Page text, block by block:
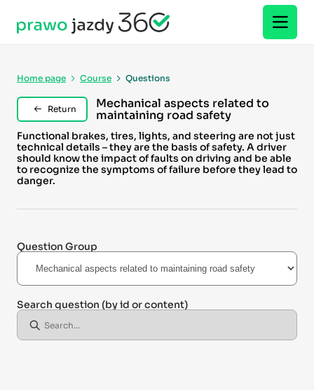
Home page Course Questions
Return
Mechanical aspects related to
maintaining road safety
Functional brakes, tires, lights, and steering are not just
technical details – they are the basis of safety. A driver
should know the impact of faults on driving and be able
to recognize the symptoms of failure before they lead to
danger.
Question Group
Search question (by id or content)